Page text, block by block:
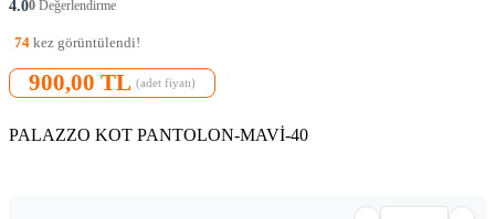
4.00 Değerlendirme
74 kez görüntülendi!
900,00 TL (adet fiyatı)
PALAZZO KOT PANTOLON-MAVİ-40